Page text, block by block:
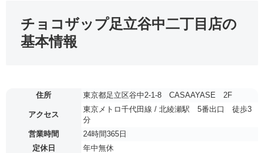
チョコザップ足立谷中二丁目店の
基本情報
住所 東京都足立区谷中2-1-8 CASAAYASE 2F
アクセス
東京メトロ千代田線 / 北綾瀬駅 5番出口 徒歩3
分
営業時間
24時間365日
定休日
年中無休